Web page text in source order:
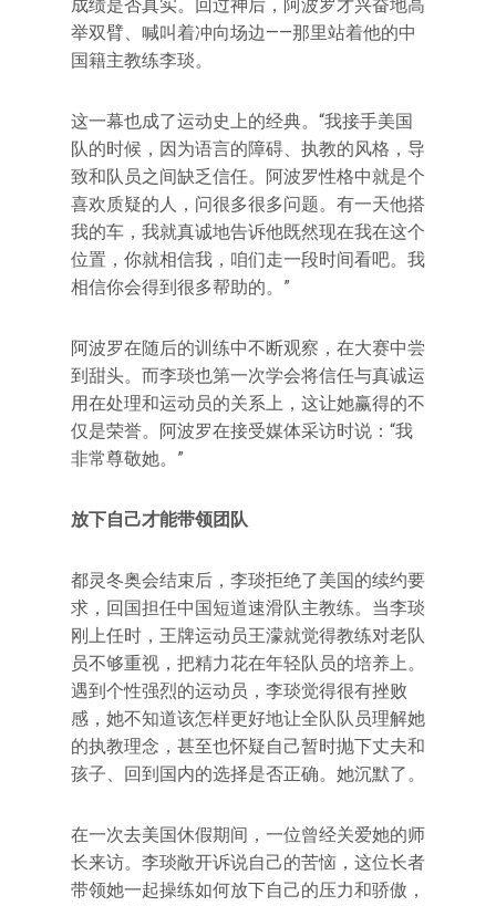
成绩是否真实。回过神后，阿波罗才兴奋地高
举双臂、喊叫着冲向场边——那里站着他的中
国籍主教练李琰。
这一幕也成了运动史上的经典。“我接手美国
队的时候，因为语言的障碍、执教的风格，导
致和队员之间缺乏信任。阿波罗性格中就是个
喜欢质疑的人，问很多很多问题。有一天他搭
我的车，我就真诚地告诉他既然现在我在这个
位置，你就相信我，咱们走一段时间看吧。我
相信你会得到很多帮助的。”
阿波罗在随后的训练中不断观察，在大赛中尝
到甜头。而李琰也第一次学会将信任与真诚运
用在处理和运动员的关系上，这让她赢得的不
仅是荣誉。阿波罗在接受媒体采访时说：“我
非常尊敬她。”
放下自己才能带领团队
都灵冬奥会结束后，李琰拒绝了美国的续约要
求，回国担任中国短道速滑队主教练。当李琰
刚上任时，王牌运动员王濛就觉得教练对老队
员不够重视，把精力花在年轻队员的培养上。
遇到个性强烈的运动员，李琰觉得很有挫败
感，她不知道该怎样更好地让全队队员理解她
的执教理念，甚至也怀疑自己暂时抛下丈夫和
孩子、回到国内的选择是否正确。她沉默了。
在一次去美国休假期间，一位曾经关爱她的师
长来访。李琰敞开诉说自己的苦恼，这位长者
带领她一起操练如何放下自己的压力和骄傲，